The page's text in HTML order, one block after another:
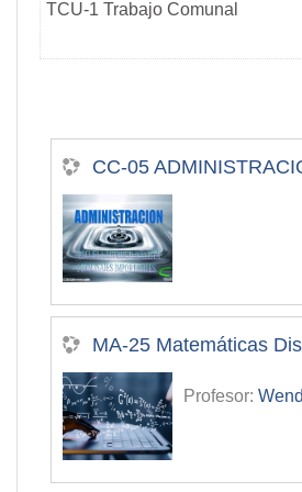
TCU-1 Trabajo Comunal
CC-05
MA-25 Matemáticas
Profesor: